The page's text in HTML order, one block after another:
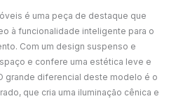
é uma peça de destaque que
à funcionalidade inteligente para o
Com um design suspenso e
e confere uma estética leve e
grande diferencial deste modelo é o
que cria uma iluminação cênica e